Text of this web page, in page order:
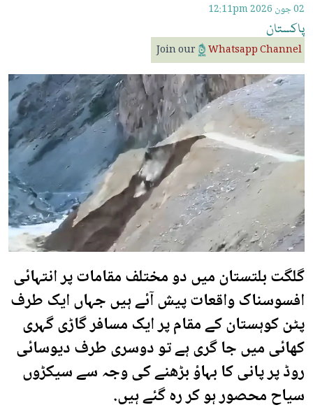
02 جون 2026 12:11pm
پاکستان
Join our Whatsapp Channel
گلگت بلتستان میں دو مختلف مقامات پر انتہائی
افسوسناک واقعات پیش آئے ہیں جہاں ایک طرف
پٹن کوہستان کے مقام پر ایک مسافر گاڑی گہری
کھائی میں جا گری ہے تو دوسری طرف دیوسائی
روڈ پر پانی کا بہاؤ بڑھنے کی وجہ سے سیکڑوں
سیاح محصور ہو کر رہ گئے ہیں.